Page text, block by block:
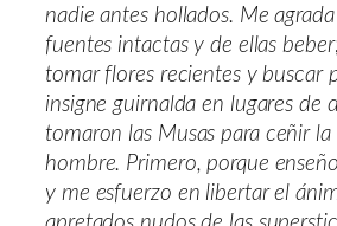
nadie antes hollados. Me
fuentes intactas y de ellas
tomar flores recientes y buscar
insigne guirnalda en lugares de
tomaron las Musas para ceñir
hombre. Primero, porque
y me esfuerzo en libertar el